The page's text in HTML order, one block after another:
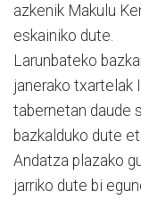
azkenik Makulu
eskainiko dute.
Larunbateko
janerako txartelak
tabernetan daude
bazkalduko dute
Andatza plazako
jarriko dute bi